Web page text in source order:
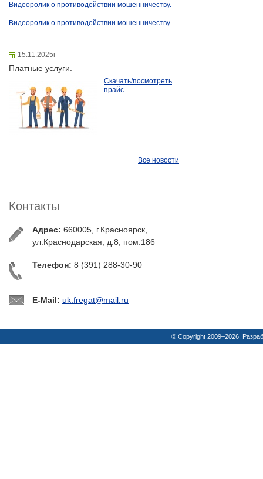
Видеоролик о противодействии мошенничеству.
Видеоролик о противодействии мошенничеству.
15.11.2025г
Платные услуги.
Скачать/посмотреть
прайс.
Все новости
Контакты
Адрес: 660005, г.Красноярск,
ул.Краснодарская, д.8, пом.186
Телефон: 8 (391) 288-30-90
E-Mail: uk.fregat@mail.ru
© Copyright 2009–2026.